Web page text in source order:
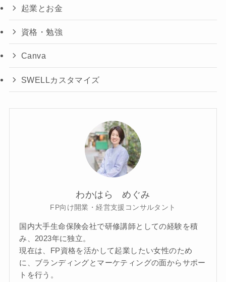
起業とお金
資格・勉強
Canva
SWELLカスタマイズ
わかはら めぐみ
FP向け開業・経営支援コンサルタント
国内大手生命保険会社で研修講師としての経験を積
み、2023年に独立。
現在は、FP資格を活かして起業したい女性のため
に、ブランディングとマーケティングの面からサポー
トを行う。